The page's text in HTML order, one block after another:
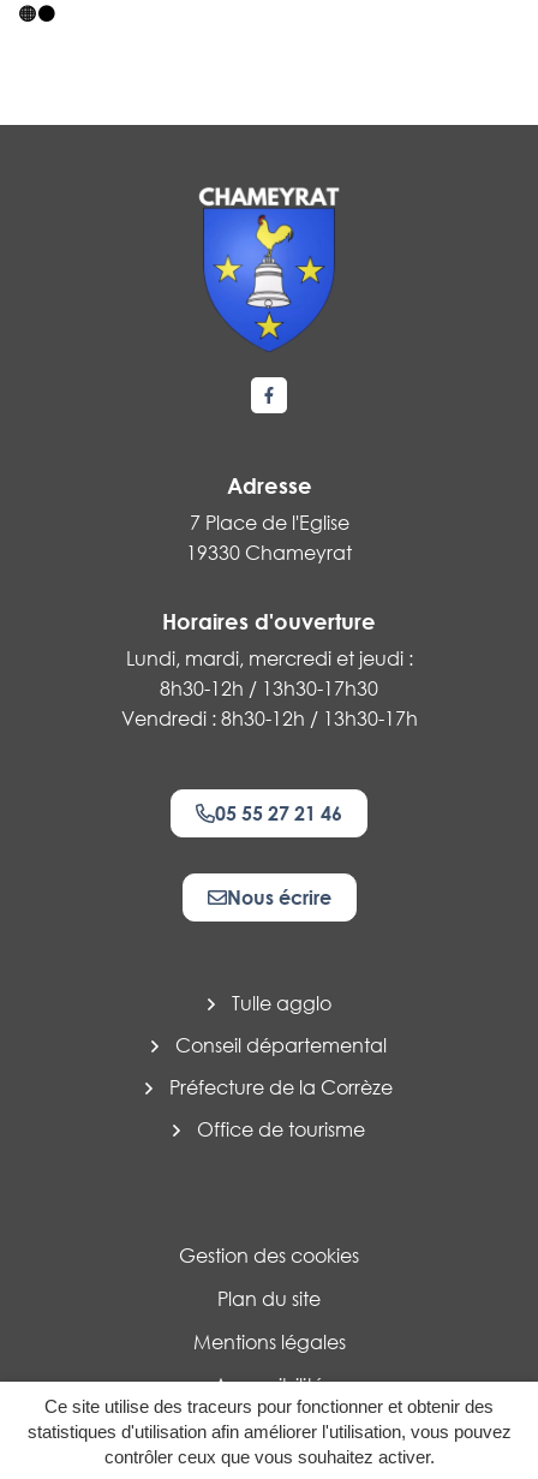
Ce site utilise des traceurs pour fonctionner et obtenir des
statistiques d'utilisation afin améliorer l'utilisation, vous pouvez
contrôler ceux que vous souhaitez activer.
🟠⚫ ͏ ͏
Lien vers le compte Facebook
Adresse
7 Place de l'Eglise
19330 Chameyrat
Horaires d'ouverture
Lundi, mardi, mercredi et jeudi :
8h30-12h / 13h30-17h30
Vendredi : 8h30-12h / 13h30-17h
05 55 27 21 46
Nous écrire
Tulle agglo
Conseil départemental
Préfecture de la Corrèze
Office de tourisme
Gestion des cookies
Plan du site
Mentions légales
Accessibilité
Politique de confidentialité